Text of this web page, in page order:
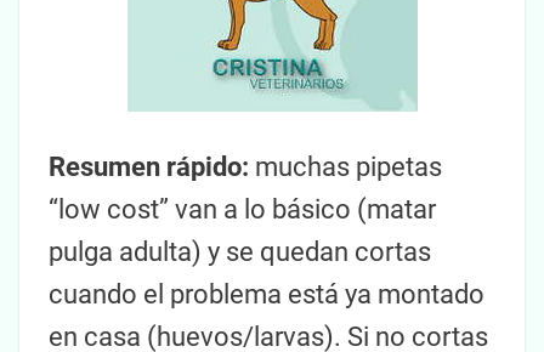
Resumen rápido: muchas pipetas
“low cost” van a lo básico (matar
pulga adulta) y se quedan cortas
cuando el problema está ya montado
en casa (huevos/larvas). Si no cortas